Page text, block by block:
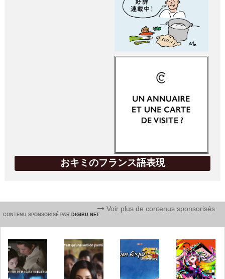
おキミのフランス語表現
CONTENU SPONSORISÉ PAR DIGIBU.NET
Voir plus de contenus sponsorisés